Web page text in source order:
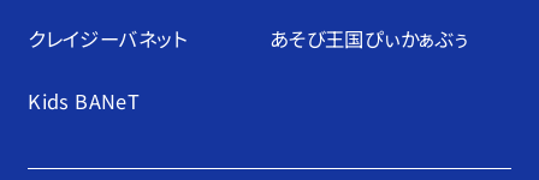
クレイジーバネット あそび王国ぴぃかぁぶぅ
Kids BANeT